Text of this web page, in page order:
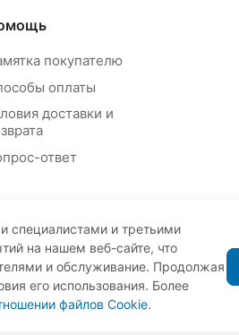
покупателю
оплаты
доставки и
ответ
специалистами и третьими
на нашем веб-сайте, что
и обслуживание. Продолжая
его использования. Более
файлов Cookie.